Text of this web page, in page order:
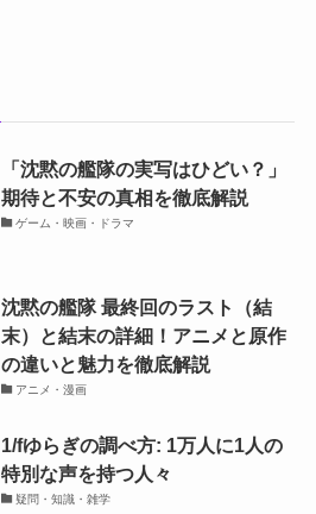
「沈黙の艦隊の実写はひどい？」
期待と不安の真相を徹底解説
ゲーム・映画・ドラマ
沈黙の艦隊 最終回のラスト（結
末）と結末の詳細！アニメと原作
の違いと魅力を徹底解説
アニメ・漫画
1/fゆらぎの調べ方: 1万人に1人の
特別な声を持つ人々
疑問・知識・雑学